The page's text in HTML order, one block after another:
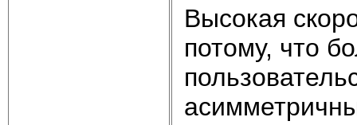
Высокая
потому, что